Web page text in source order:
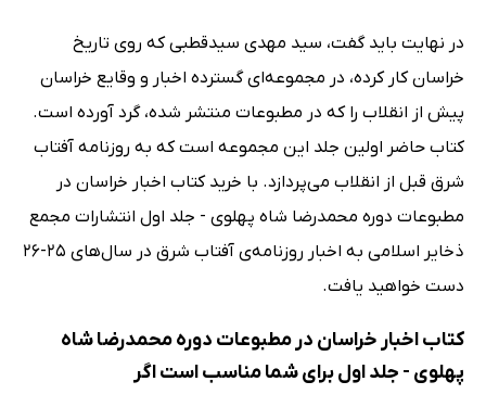
در نهایت باید گفت، سید مهدی سیدقطبی که روی تاریخ
خراسان کار کرده، در مجموعه‌ای گسترده اخبار و وقایع خراسان
پیش از انقلاب را که در مطبوعات منتشر شده، گرد آورده است.
کتاب حاضر اولین جلد این مجموعه است که به روزنامه آفتاب
شرق قبل از انقلاب می‌پردازد. با خرید کتاب اخبار خراسان در
مطبوعات دوره محمدرضا شاه پهلوی - جلد اول انتشارات مجمع
ذخایر اسلامی به اخبار روزنامه‌ی آفتاب شرق در سال‌های 25-26
دست خواهید یافت.
کتاب اخبار خراسان در مطبوعات دوره محمدرضا شاه
پهلوی - جلد اول برای شما مناسب است اگر